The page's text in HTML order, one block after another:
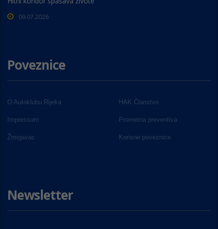
09.07.2026
Poveznice
O Autoklubu Rijeka HAK Članstvo
Impressum Prometna preventiva
Žmigavac Korisne poveznice
Newsletter